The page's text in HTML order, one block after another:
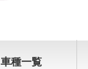
車種一覧